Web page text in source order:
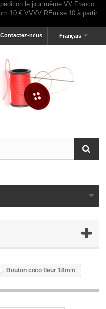
Français
Contactez-nous
Bouton coco fleur 18mm